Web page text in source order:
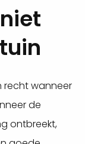
recht wanneer
de
ontbreekt,